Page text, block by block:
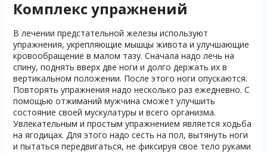
Комплекс упражнений
В лечении предстательной железы используют
упражнения, укрепляющие мышцы живота и улучшающие
кровообращение в малом тазу. Сначала надо лечь на
спину, поднять вверх две ноги и долго держать их в
вертикальном положении. После этого ноги опускаются.
Повторять упражнения надо несколько раз ежедневно. С
помощью отжиманий мужчина сможет улучшить
состояние своей мускулатуры и всего организма.
Увлекательным и простым упражнением является ходьба
на ягодицах. Для этого надо сесть на пол, вытянуть ноги
и пытаться передвигаться, не фиксируя свое тело руками